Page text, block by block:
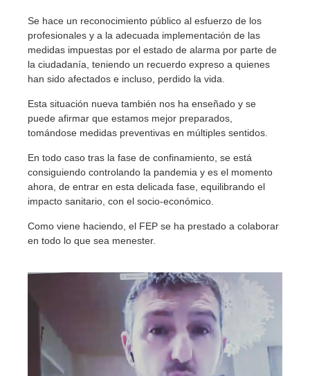
Se hace un reconocimiento público al esfuerzo de los
profesionales y a la adecuada implementación de las
medidas impuestas por el estado de alarma por parte de
la ciudadanía, teniendo un recuerdo expreso a quienes
han sido afectados e incluso, perdido la vida.
Esta situación nueva también nos ha enseñado y se
puede afirmar que estamos mejor preparados,
tomándose medidas preventivas en múltiples sentidos.
En todo caso tras la fase de confinamiento, se está
consiguiendo controlando la pandemia y es el momento
ahora, de entrar en esta delicada fase, equilibrando el
impacto sanitario, con el socio-económico.
Como viene haciendo, el FEP se ha prestado a colaborar
en todo lo que sea menester.